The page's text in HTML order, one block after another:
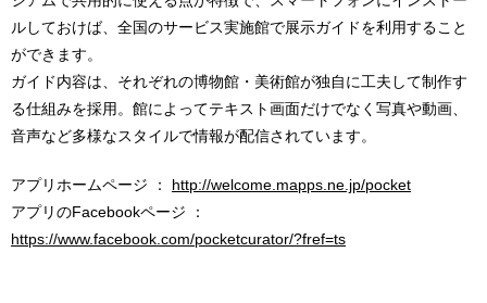
ルしておけば、全国のサービス実施館で展示ガイドを利用すること
ができます。
ガイド内容は、それぞれの博物館・美術館が独自に工夫して制作す
る仕組みを採用。館によってテキスト画面だけでなく写真や動画、
音声など多様なスタイルで情報が配信されています。
アプリホームページ ： http://welcome.mapps.ne.jp/pocket
アプリのFacebookページ ：
https://www.facebook.com/pocketcurator/?fref=ts